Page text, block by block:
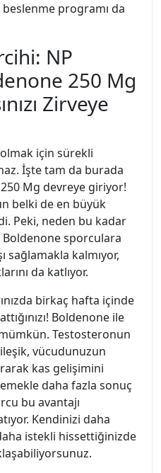
programı da
NP
250 Mg
Zirveye
olmak için sürekli
İşte tam da burada
Mg devreye giriyor!
belki de en büyük
Peki, neden bu kadar
sporculara
sağlamakla kalmıyor,
da katlıyor.
birkaç hafta içinde
Boldenone ile
Testosteronun
vücudunuzun
kas gelişimini
daha fazla sonuç
bu avantajı
Kendinizi daha
istekli hissettiğinizde